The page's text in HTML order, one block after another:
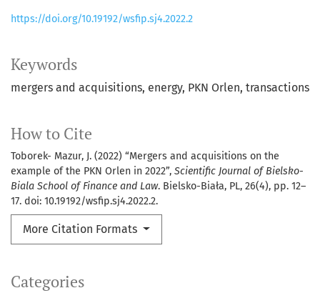
Keywords
mergers and acquisitions energy PKN Orlen transactions
Categories
How to Cite
Toborek- Mazur, J. (2022) “Mergers and acquisitions on the
example of the PKN Orlen in 2022”, Scientific Journal of Bielsko-
Biala School of Finance and Law. Bielsko-Biała, PL, 26(4), pp. 12–
17. doi: 10.19192/wsfip.sj4.2022.2.
More Citation Formats
https://doi.org/10.19192/wsfip.sj4.2022.2